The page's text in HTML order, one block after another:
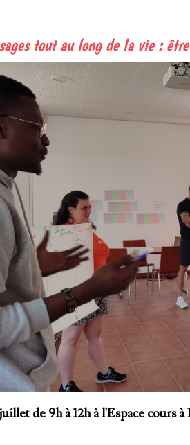
tout au long de la vie :
de 9h à 12h à l'Espace cours à